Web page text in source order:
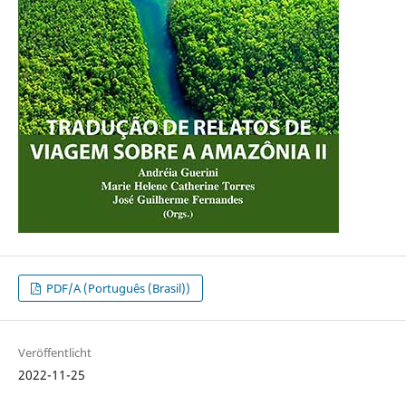
PDF/A (Português (Brasil))
Veröffentlicht
2022-11-25